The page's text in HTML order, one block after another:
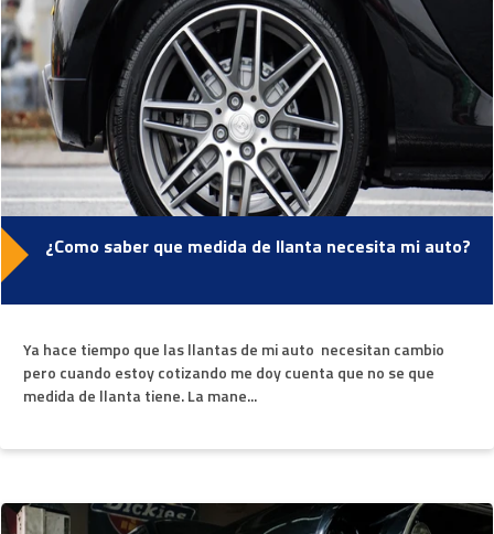
¿Como saber que medida de llanta necesita mi auto?
Ya hace tiempo que las llantas de mi auto necesitan cambio
pero cuando estoy cotizando me doy cuenta que no se que
medida de llanta tiene. La mane...